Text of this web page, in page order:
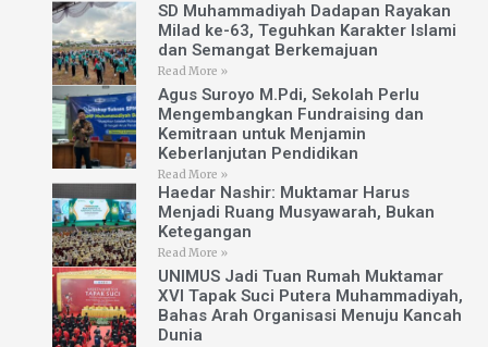
SD Muhammadiyah Dadapan Rayakan
Milad ke-63, Teguhkan Karakter Islami
dan Semangat Berkemajuan
Read More »
Agus Suroyo M.Pdi, Sekolah Perlu
Mengembangkan Fundraising dan
Kemitraan untuk Menjamin
Keberlanjutan Pendidikan
Read More »
Haedar Nashir: Muktamar Harus
Menjadi Ruang Musyawarah, Bukan
Ketegangan
Read More »
UNIMUS Jadi Tuan Rumah Muktamar
XVI Tapak Suci Putera Muhammadiyah,
Bahas Arah Organisasi Menuju Kancah
Dunia